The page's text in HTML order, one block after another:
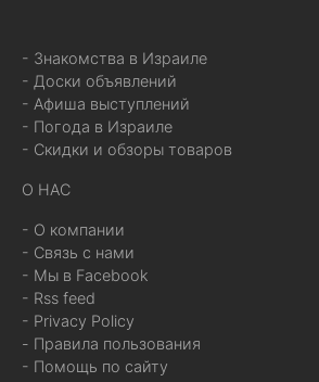
- Знакомства в Израиле
- Доски объявлений
- Афиша выступлений
- Погода в Израиле
- Скидки и обзоры товаров
О НАС
- О компании
- Связь с нами
- Мы в Facebook
- Rss feed
- Privacy Policy
- Правила пользования
- Помощь по сайту